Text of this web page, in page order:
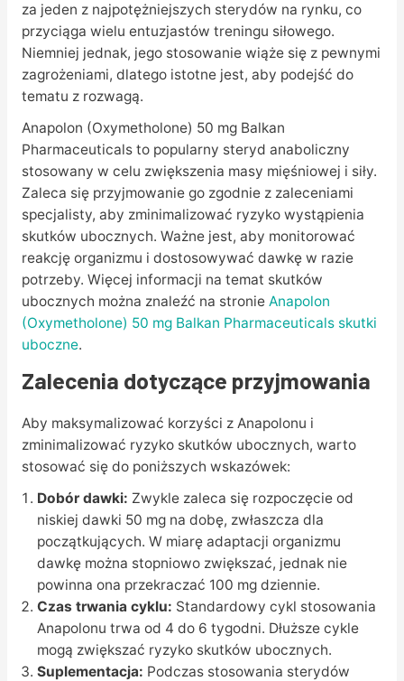
za jeden z najpotężniejszych sterydów na rynku, co
przyciąga wielu entuzjastów treningu siłowego.
Niemniej jednak, jego stosowanie wiąże się z pewnymi
zagrożeniami, dlatego istotne jest, aby podejść do
tematu z rozwagą.
Anapolon (Oxymetholone) 50 mg Balkan
Pharmaceuticals to popularny steryd anaboliczny
stosowany w celu zwiększenia masy mięśniowej i siły.
Zaleca się przyjmowanie go zgodnie z zaleceniami
specjalisty, aby zminimalizować ryzyko wystąpienia
skutków ubocznych. Ważne jest, aby monitorować
reakcję organizmu i dostosowywać dawkę w razie
potrzeby. Więcej informacji na temat skutków
ubocznych można znaleźć na stronie Anapolon
(Oxymetholone) 50 mg Balkan Pharmaceuticals skutki
uboczne.
Zalecenia dotyczące przyjmowania
Aby maksymalizować korzyści z Anapolonu i
zminimalizować ryzyko skutków ubocznych, warto
stosować się do poniższych wskazówek:
Dobór dawki: Zwykle zaleca się rozpoczęcie od
niskiej dawki 50 mg na dobę, zwłaszcza dla
początkujących. W miarę adaptacji organizmu
dawkę można stopniowo zwiększać, jednak nie
powinna ona przekraczać 100 mg dziennie.
Czas trwania cyklu: Standardowy cykl stosowania
Anapolonu trwa od 4 do 6 tygodni. Dłuższe cykle
mogą zwiększać ryzyko skutków ubocznych.
Suplementacja: Podczas stosowania sterydów